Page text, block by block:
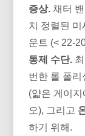
증상. 채터
치 정렬된
운트 (< 22-
통제 수단.
번한 롤 폴
(얇은 게이지
오), 그리고
하기 위해.